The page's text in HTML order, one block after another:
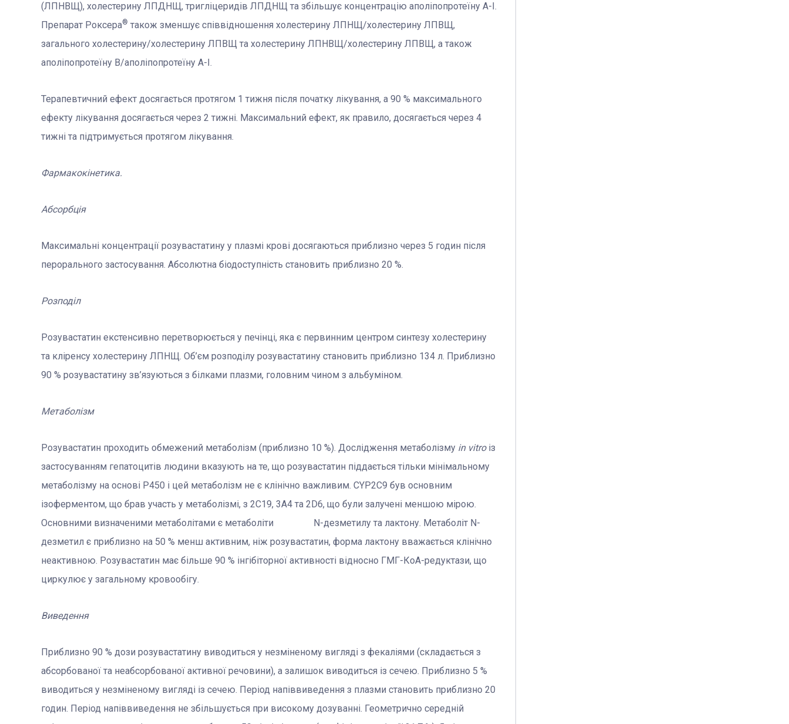
(ЛПНВЩ), холестерину ЛПДНЩ, тригліцеридів ЛПДНЩ та збільшує концентрацію аполіпопротеїну А-І.
Препарат Роксера® також зменшує співвідношення холестерину ЛПНЩ/холестерину ЛПВЩ,
загального холестерину/холестерину ЛПВЩ та холестерину ЛПНВЩ/холестерину ЛПВЩ, а також
аполіпопротеїну В/аполіпопротеїну А-І.
Терапевтичний ефект досягається протягом 1 тижня після початку лікування, а 90 % максимального
ефекту лікування досягається через 2 тижні. Максимальний ефект, як правило, досягається через 4
тижні та підтримується протягом лікування.
Фармакокінетика.
Абсорбція
Максимальні концентрації розувастатину у плазмі крові досягаються приблизно через 5 годин після
перорального застосування. Абсолютна біодоступність становить приблизно 20 %.
Розподіл
Розувастатин екстенсивно перетворюється у печінці, яка є первинним центром синтезу холестерину
та кліренсу холестерину ЛПНЩ. Об’єм розподілу розувастатину становить приблизно 134 л. Приблизно
90 % розувастатину зв’язуються з білками плазми, головним чином з альбуміном.
Метаболізм
Розувастатин проходить обмежений метаболізм (приблизно 10 %). Дослідження метаболізму in vitro із
застосуванням гепатоцитів людини вказують на те, що розувастатин піддається тільки мінімальному
метаболізму на основі Р450 і цей метаболізм не є клінічно важливим. CYP2C9 був основним
ізоферментом, що брав участь у метаболізмі, з 2С19, 3А4 та 2D6, що були залучені меншою мірою.
Основними визначеними метаболітами є метаболіти N-дезметилу та лактону. Метаболіт N-
дезметил є приблизно на 50 % менш активним, ніж розувастатин, форма лактону вважається клінічно
неактивною. Розувастатин має більше 90 % інгібіторної активності відносно ГМГ-КоА-редуктази, що
циркулює у загальному кровообігу.
Виведення
Приблизно 90 % дози розувастатину виводиться у незміненому вигляді з фекаліями (складається з
абсорбованої та неабсорбованої активної речовини), а залишок виводиться із сечею. Приблизно 5 %
виводиться у незміненому вигляді із сечею. Період напіввиведення з плазми становить приблизно 20
годин. Період напіввиведення не збільшується при високому дозуванні. Геометрично середній